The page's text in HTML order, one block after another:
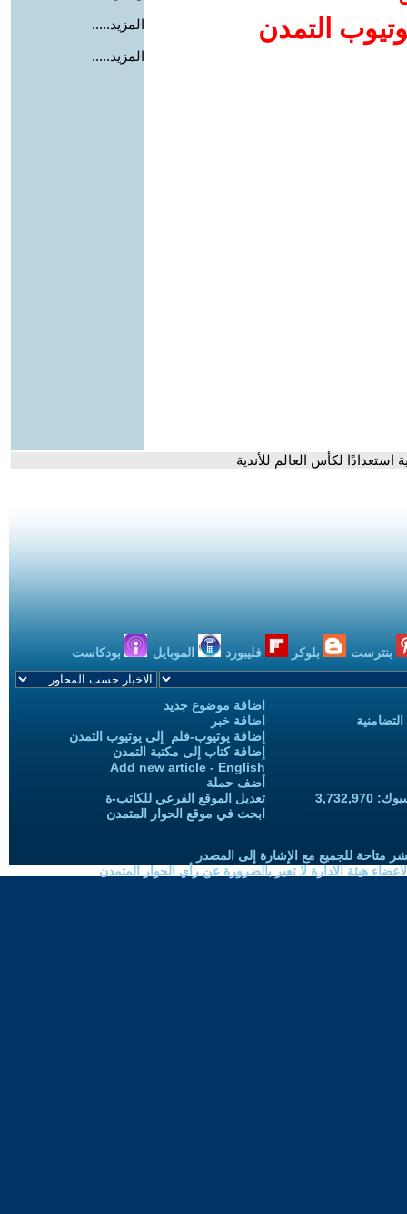
التمدن
المزيد.....
المزيد.....
لكأس العالم للأندية
بنترست بلوكر فليبورد الموبايل بودكاست
اضافة موضوع جديد
اضافة خبر
إضافة يوتيوب-فلم إلى يوتيوب التمدن
إضافة كتاب إلى مكتبة التمدن
Add new article - English
أضف حملة
تعديل الموقع الفرعي للكاتب-ة
ابحث في موقع الحوار المتمدن
متاحة للجميع مع الإشارة إلى المصدر
هيئة الادارة لا تعبر بالضرورة عن رأي الحوار المتمدن